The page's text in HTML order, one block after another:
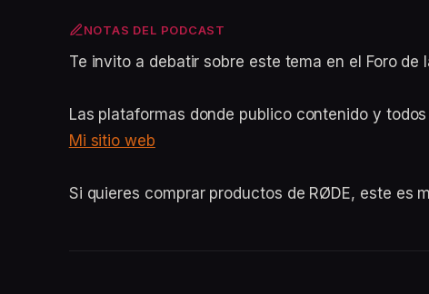
NOTAS DEL PODCAST
Te invito a debatir sobre este tema en el Foro de
Las plataformas donde publico contenido y
Mi sitio web
Si quieres comprar productos de RØDE, este es